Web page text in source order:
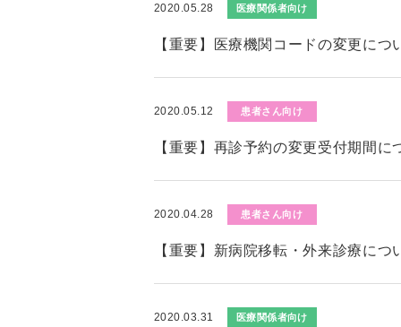
2020.05.28 医療関係者向け
【重要】医療機関コードの変更につ
2020.05.12 患者さん向け
【重要】再診予約の変更受付期間に
2020.04.28 患者さん向け
【重要】新病院移転・外来診療につ
2020.03.31 医療関係者向け